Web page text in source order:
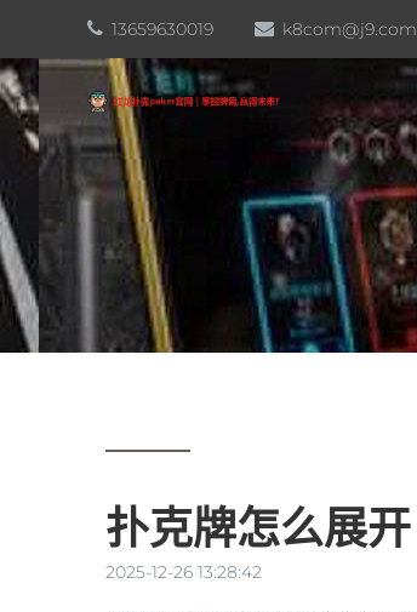
13659630019 k8com@j9.com
扑克牌怎么展开
2025-12-26 13:28:42